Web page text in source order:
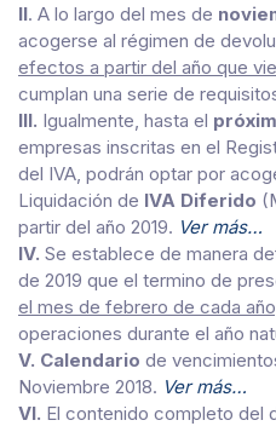
II. A lo largo del mes de
acogerse al régimen de
efectos a partir del año que
cumplan una serie de
III. Igualmente, hasta el
empresas inscritas en el
del IVA, podrán optar por
Liquidación de IVA Diferido
partir del año 2019. Ver más…
IV. Se establece de manera
de 2019 que el termino de
el mes de febrero de cada
operaciones durante el año
V. Calendario de
Noviembre 2018. Ver más…
VI. El contenido completo del